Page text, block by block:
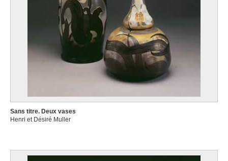
Sans titre. Deux vases
Henri et Désiré Muller